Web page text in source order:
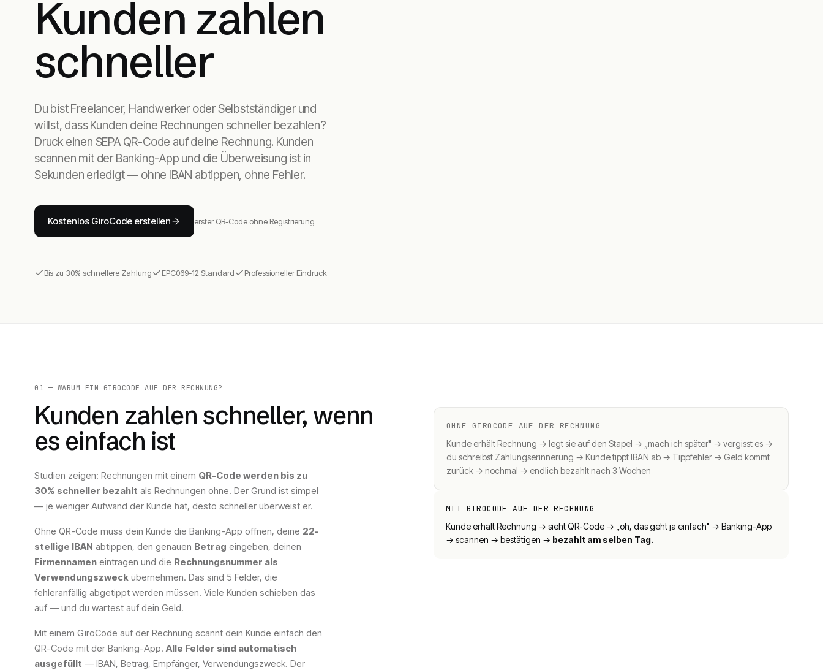
Kunden zahlen
schneller
Du bist Freelancer, Handwerker oder Selbstständiger und
willst, dass Kunden deine Rechnungen schneller bezahlen?
Druck einen SEPA QR-Code auf deine Rechnung. Kunden
scannen mit der Banking-App und die Überweisung ist in
Sekunden erledigt — ohne IBAN abtippen, ohne Fehler.
Kostenlos GiroCode erstellen erster QR-Code ohne Registrierung
Bis zu 30% schnellere Zahlung EPC069-12 Standard Professioneller Eindruck
01 — WARUM EIN GIROCODE AUF DER RECHNUNG?
Kunden zahlen schneller, wenn
es einfach ist
Studien zeigen: Rechnungen mit einem QR-Code werden bis zu
30% schneller bezahlt als Rechnungen ohne. Der Grund ist simpel
— je weniger Aufwand der Kunde hat, desto schneller überweist er.
Ohne QR-Code muss dein Kunde die Banking-App öffnen, deine 22-
stellige IBAN abtippen, den genauen Betrag eingeben, deinen
Firmennamen eintragen und die Rechnungsnummer als
Verwendungszweck übernehmen. Das sind 5 Felder, die
fehleranfällig abgetippt werden müssen. Viele Kunden schieben das
auf — und du wartest auf dein Geld.
Mit einem GiroCode auf der Rechnung scannt dein Kunde einfach den
QR-Code mit der Banking-App. Alle Felder sind automatisch
ausgefüllt — IBAN, Betrag, Empfänger, Verwendungszweck. Der
OHNE GIROCODE AUF DER RECHNUNG
Kunde erhält Rechnung → legt sie auf den Stapel → „mach ich später" → vergisst es →
du schreibst Zahlungserinnerung → Kunde tippt IBAN ab → Tippfehler → Geld kommt
zurück → nochmal → endlich bezahlt nach 3 Wochen
MIT GIROCODE AUF DER RECHNUNG
Kunde erhält Rechnung → sieht QR-Code → „oh, das geht ja einfach" → Banking-App
→ scannen → bestätigen → bezahlt am selben Tag.